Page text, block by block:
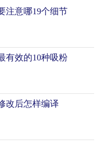
有像微信红包、话费充
不退就...
？微信转账多久到账
账，不过微信转账有一定
多少钱？微信转账多久到
注意哪19个细节
有效的10种吸粉
改后怎样编译